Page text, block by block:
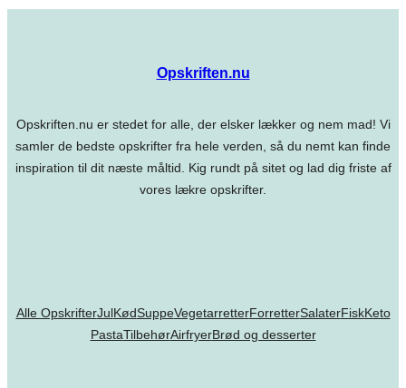
Opskriften.nu
Opskriften.nu er stedet for alle, der elsker lækker og nem mad! Vi
samler de bedste opskrifter fra hele verden, så du nemt kan finde
inspiration til dit næste måltid. Kig rundt på sitet og lad dig friste af
vores lækre opskrifter.
Alle OpskrifterJulKødSuppeVegetarretterForretterSalaterFiskKeto
PastaTilbehørAirfryerBrød og desserter